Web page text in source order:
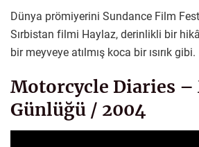
Dünya prömiyerini Sundance Film
Sırbistan filmi Haylaz, derinlikli bir
bir meyveye atılmış koca bir ısırık gibi.
Motorcycle Diaries
Günlüğü / 2004